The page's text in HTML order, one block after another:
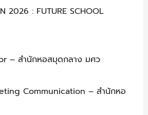
2026 : FUTURE SCHOOL
– สำนักหอสมุดกลาง มศว
Communication – สำนักหอ